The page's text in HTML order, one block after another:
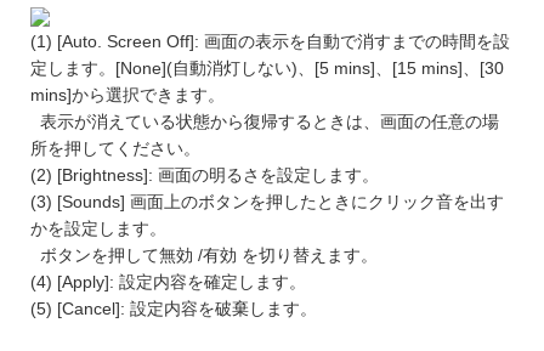
(1) [Auto. Screen Off]: 画面の表示を自動で消すまでの時間を設
定します。[None](自動消灯しない)、[5 mins]、[15 mins]、[30
mins]から選択できます。
表示が消えている状態から復帰するときは、画面の任意の場
所を押してください。
(2) [Brightness]: 画面の明るさを設定します。
(3) [Sounds] 画面上のボタンを押したときにクリック音を出す
かを設定します。
ボタンを押して無効 /有効 を切り替えます。
(4) [Apply]: 設定内容を確定します。
(5) [Cancel]: 設定内容を破棄します。